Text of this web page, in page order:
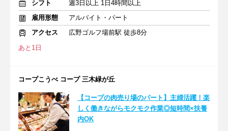
シフト
週3日以上 1日4時間以上
雇用形態
アルバイト・パート
アクセス
広野ゴルフ場前駅 徒歩8分
あと1日
コープこうべ コープ 三木緑が丘
【コープの肉売り場のパート】主婦活躍！楽
しく働きながらモクモク作業◎短時間×扶養
内OK